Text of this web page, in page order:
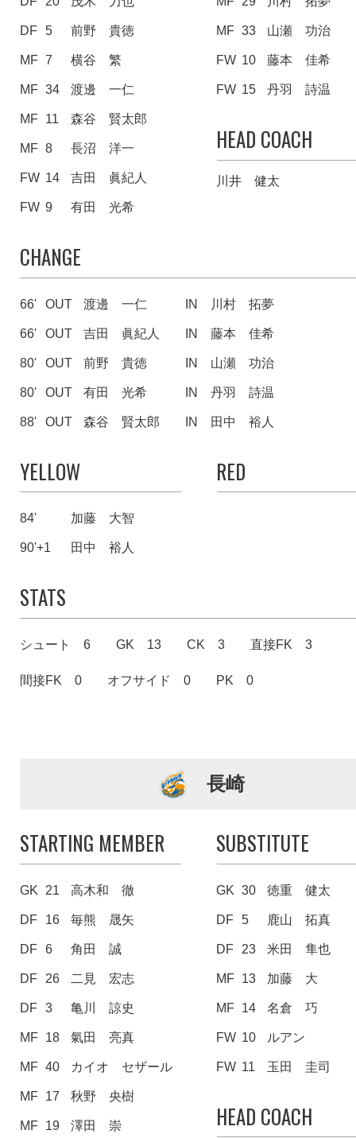
DF 5 前野 貴徳
MF 7 横谷 繁
MF 34 渡邊 一仁
MF 11 森谷 賢太郎
MF 8 長沼 洋一
FW 14 吉田 眞紀人
FW 9 有田 光希
MF 33 山瀬 功治
FW 10 藤本 佳希
FW 15 丹羽 詩温
HEAD COACH
川井 健太
CHANGE
66' OUT 渡邊 一仁 IN 川村 拓夢
66' OUT 吉田 眞紀人 IN 藤本 佳希
80' OUT 前野 貴徳 IN 山瀬 功治
80' OUT 有田 光希 IN 丹羽 詩温
88' OUT 森谷 賢太郎 IN 田中 裕人
YELLOW
84' 加藤 大智
90'+1 田中 裕人
RED
STATS
シュート 6 GK 13 CK 3 直接FK 3
間接FK 0 オフサイド 0 PK 0
長崎
STARTING MEMBER
GK 21 高木和 徹
DF 16 毎熊 晟矢
DF 6 角田 誠
DF 26 二見 宏志
DF 3 亀川 諒史
MF 18 氣田 亮真
MF 40 カイオ セザール
MF 17 秋野 央樹
MF 19 澤田 崇
SUBSTITUTE
GK 30 徳重 健太
DF 5 鹿山 拓真
DF 23 米田 隼也
MF 13 加藤 大
MF 14 名倉 巧
FW 10 ルアン
FW 11 玉田 圭司
HEAD COACH